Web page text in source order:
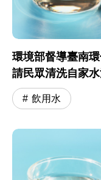
環境部督導臺南
請民眾清洗自家
飲用水